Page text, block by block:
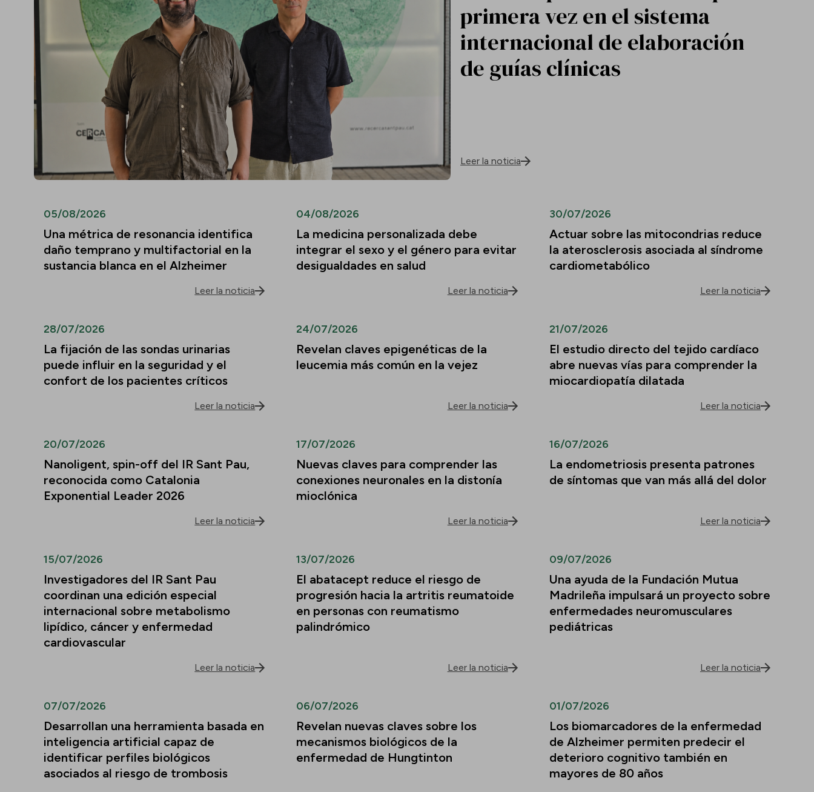
primera vez en el sistema
internacional de elaboración
de guías clínicas
Leer la noticia
05/08/2026
Una métrica de resonancia identifica
daño temprano y multifactorial en la
sustancia blanca en el Alzheimer
Leer la noticia
04/08/2026
La medicina personalizada debe
integrar el sexo y el género para evitar
desigualdades en salud
Leer la noticia
30/07/2026
Actuar sobre las mitocondrias reduce
la aterosclerosis asociada al síndrome
cardiometabólico
Leer la noticia
28/07/2026
La fijación de las sondas urinarias
puede influir en la seguridad y el
confort de los pacientes críticos
Leer la noticia
24/07/2026
Revelan claves epigenéticas de la
leucemia más común en la vejez
Leer la noticia
21/07/2026
El estudio directo del tejido cardíaco
abre nuevas vías para comprender la
miocardiopatía dilatada
Leer la noticia
20/07/2026
Nanoligent, spin-off del IR Sant Pau,
reconocida como Catalonia
Exponential Leader 2026
Leer la noticia
17/07/2026
Nuevas claves para comprender las
conexiones neuronales en la distonía
mioclónica
Leer la noticia
16/07/2026
La endometriosis presenta patrones
de síntomas que van más allá del dolor
Leer la noticia
15/07/2026
Investigadores del IR Sant Pau
coordinan una edición especial
internacional sobre metabolismo
lipídico, cáncer y enfermedad
cardiovascular
Leer la noticia
13/07/2026
El abatacept reduce el riesgo de
progresión hacia la artritis reumatoide
en personas con reumatismo
palindrómico
Leer la noticia
09/07/2026
Una ayuda de la Fundación Mutua
Madrileña impulsará un proyecto sobre
enfermedades neuromusculares
pediátricas
Leer la noticia
07/07/2026
Desarrollan una herramienta basada en
inteligencia artificial capaz de
identificar perfiles biológicos
asociados al riesgo de trombosis
06/07/2026
Revelan nuevas claves sobre los
mecanismos biológicos de la
enfermedad de Hungtinton
01/07/2026
Los biomarcadores de la enfermedad
de Alzheimer permiten predecir el
deterioro cognitivo también en
mayores de 80 años